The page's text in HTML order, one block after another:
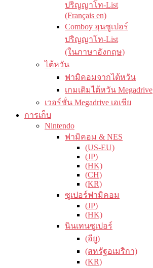
ปริญญาโท-List
(Français en)
Comboy ฮุนซูเปอร์
ปริญญาโท-List
(ในภาษาอังกฤษ)
ไต้หวัน
ฟามิคอมจากไต้หวัน
เกมเดิมไต้หวัน Megadrive
เวอร์ชั่น Megadrive เอเชีย
การเก็บ
Nintendo
ฟามิคอม & NES
(US-EU)
(JP)
(HK)
(CH)
(KR)
ซูเปอร์ฟามิคอม
(JP)
(HK)
นินเทนซูเปอร์
(อียู)
(สหรัฐอเมริกา)
(KR)